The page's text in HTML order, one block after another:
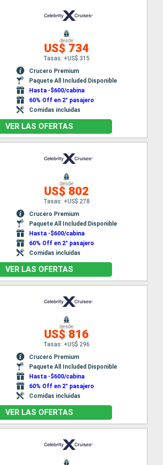
desde
US$ 734
Tasas: +US$ 315
Crucero Premium
Paquete All Included Disponible
Hasta -$600/cabina
60% Off en 2° pasajero
Comidas incluidas
VER LAS OFERTAS
desde
US$ 802
Tasas: +US$ 278
Crucero Premium
Paquete All Included Disponible
Hasta -$600/cabina
60% Off en 2° pasajero
Comidas incluidas
VER LAS OFERTAS
desde
US$ 816
Tasas: +US$ 296
Crucero Premium
Paquete All Included Disponible
Hasta -$600/cabina
60% Off en 2° pasajero
Comidas incluidas
VER LAS OFERTAS